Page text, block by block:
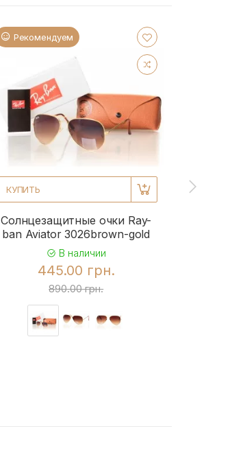
Рекомендуем
КУПИТЬ
Солнцезащитные очки Ray-
ban Aviator 3026brown-gold
В наличии
445.00 грн.
890.00 грн.